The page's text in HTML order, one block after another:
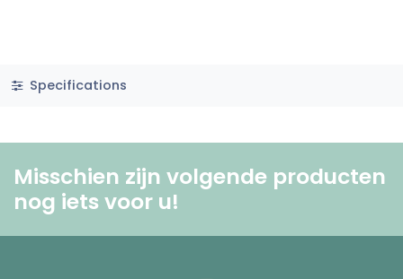
Specifications
Misschien zijn volgende producten
nog iets voor u! ​